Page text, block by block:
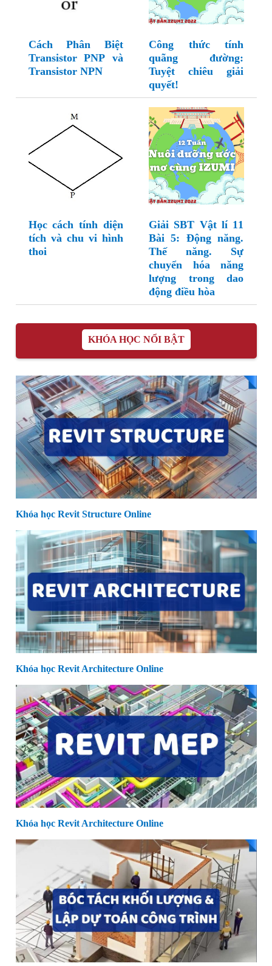
Cách Phân Biệt
Transistor PNP và
Transistor NPN
Công thức tính
quãng đường:
Tuyệt chiêu giải
quyết!
Học cách tính diện
tích và chu vi hình
thoi
Giải SBT Vật lí 11
Bài 5: Động năng.
Thế năng. Sự
chuyển hóa năng
lượng trong dao
động điều hòa
KHÓA HỌC NỔI BẬT
Khóa học Revit Structure Online
Khóa học Revit Architecture Online
Khóa học Revit Architecture Online